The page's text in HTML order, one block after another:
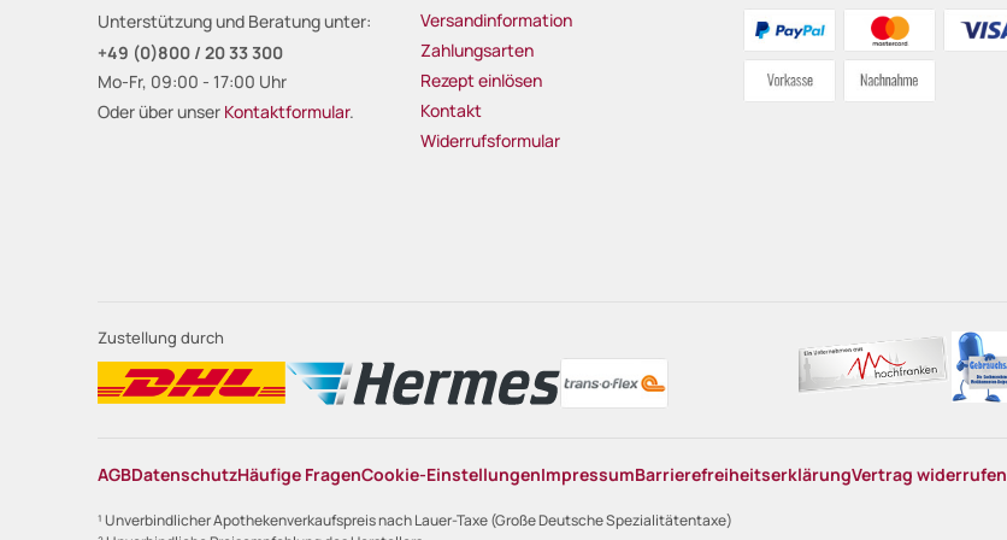
Unterstützung und Beratung unter:
+49 (0)800 / 20 33 300
Mo-Fr, 09:00 - 17:00 Uhr
Oder über unser Kontaktformular.
Versandinformation
Zahlungsarten
Rezept einlösen
Kontakt
Widerrufsformular
Zustellung durch
AGBDatenschutzHäufige FragenCookie-EinstellungenImpressumBarrierefreiheitserklärungVertrag widerrufen
¹ Unverbindlicher Apothekenverkaufspreis nach Lauer-Taxe (Große Deutsche Spezialitätentaxe)